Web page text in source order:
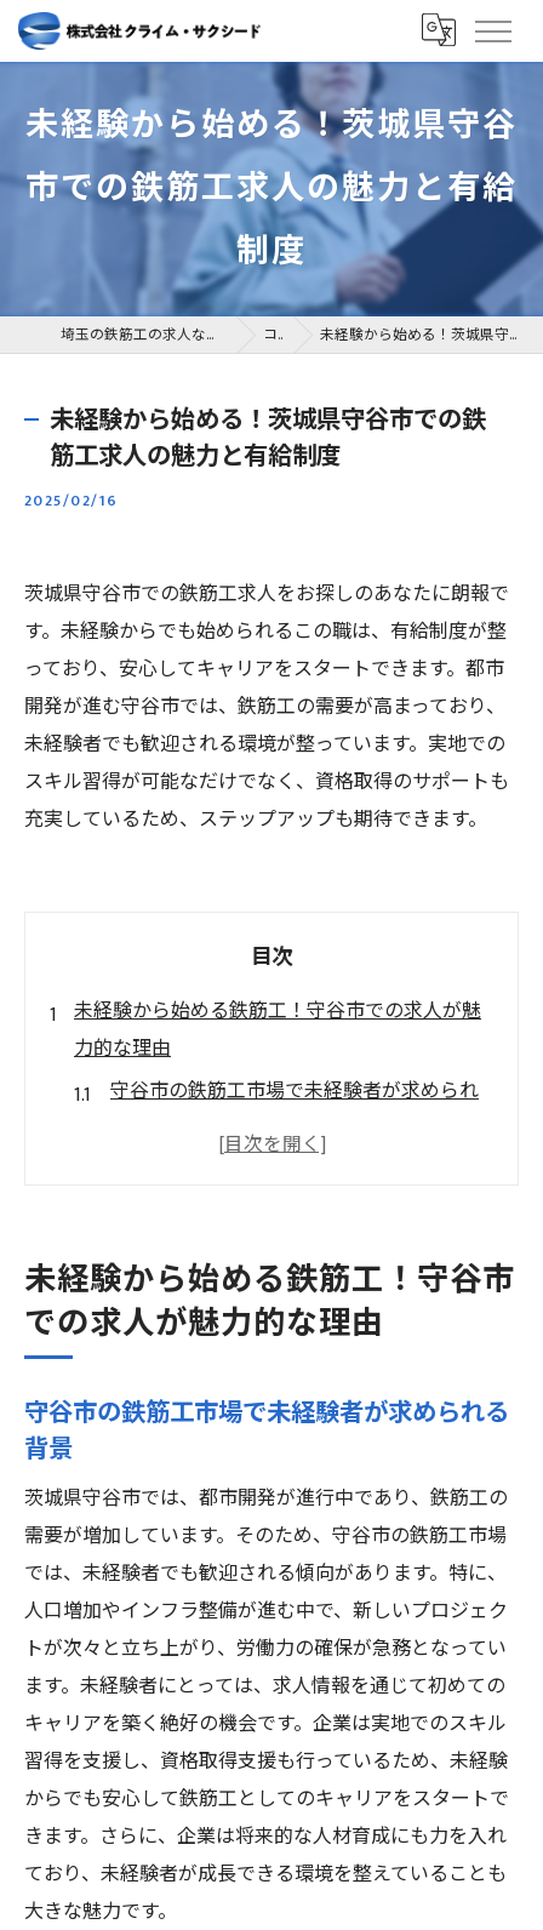
未経験から始める！茨城県守谷
市での鉄筋工求人の魅力と有給
制度
埼玉の鉄筋工の求人なら株式会社クライム・サクシード コラム 未経験から始める！茨城県守谷市での鉄筋工求人の魅力と有給制度
未経験から始める！茨城県守谷市での鉄
筋工求人の魅力と有給制度
2025/02/16
茨城県守谷市での鉄筋工求人をお探しのあなたに朗報で
す。未経験からでも始められるこの職は、有給制度が整
っており、安心してキャリアをスタートできます。都市
開発が進む守谷市では、鉄筋工の需要が高まっており、
未経験者でも歓迎される環境が整っています。実地での
スキル習得が可能なだけでなく、資格取得のサポートも
充実しているため、ステップアップも期待できます。
目次
未経験から始める鉄筋工！守谷市での求人が魅
力的な理由
守谷市の鉄筋工市場で未経験者が求められ
鉄筋工の求人に応募する際のポイント
守谷市での鉄筋工求人で期待できるキャリ
未経験者が活躍できる職場環境の魅力
ート！未経験者歓迎
未経験者でも応募可能な守谷市の鉄筋工求
人
鉄筋工としてのキャリアスタートにおける
メリット
守谷市での鉄筋工求人の選び方と注意点
鉄筋工としてのスキルアップをサポートす
る制度
未経験者でも安心して働ける職場とは
守谷市で鉄筋工としての未来を切り開く方
法
未経験から始める鉄筋工！守谷市
での求人が魅力的な理由
守谷市の鉄筋工市場で未経験者が求められる
背景
茨城県守谷市では、都市開発が進行中であり、鉄筋工の
需要が増加しています。そのため、守谷市の鉄筋工市場
では、未経験者でも歓迎される傾向があります。特に、
人口増加やインフラ整備が進む中で、新しいプロジェク
トが次々と立ち上がり、労働力の確保が急務となってい
ます。未経験者にとっては、求人情報を通じて初めての
キャリアを築く絶好の機会です。企業は実地でのスキル
習得を支援し、資格取得支援も行っているため、未経験
からでも安心して鉄筋工としてのキャリアをスタートで
きます。さらに、企業は将来的な人材育成にも力を入れ
ており、未経験者が成長できる環境を整えていることも
大きな魅力です。